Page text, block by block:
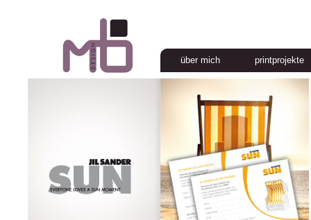
printprojekte
über mich